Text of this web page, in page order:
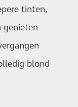
tinten,
genieten
blond